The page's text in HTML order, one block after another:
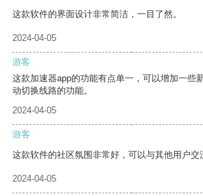
这款软件的界面设计非常简洁，一目了然。
2024-04-05
游客
这款加速器app的功能有点单一，可以增加一些
动切换线路的功能。
2024-04-05
游客
这款软件的社区氛围非常好，可以与其他用户交
2024-04-05